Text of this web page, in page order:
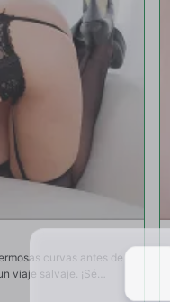
curvas antes de
viaje salvaje. ¡Sé